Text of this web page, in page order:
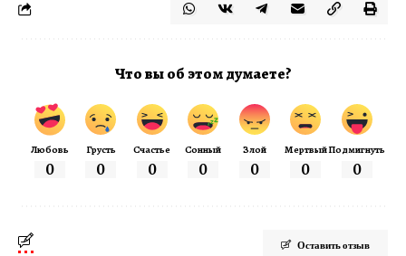
Что вы об этом думаете?
Любовь
0
Грусть
0
Счастье
0
Сонный
0
Злой
0
Мертвый
0
Подмигнуть
0
Оставить отзыв